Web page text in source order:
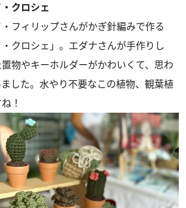
クロシェ
フィリップさんがかぎ針編みで作る
・クロシェ」。エダナさんが手作りし
物やキーホルダーがかわいくて、思わ
した。水やり不要なこの植物、観葉植
！